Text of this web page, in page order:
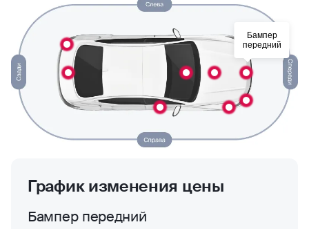
Бампер
передний
График изменения цены
Бампер передний